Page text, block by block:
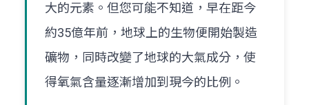
大的元素。但您可能不知道，早在距今
約35億年前，地球上的生物便開始製造
礦物，同時改變了地球的大氣成分，使
得氧氣含量逐漸增加到現今的比例。